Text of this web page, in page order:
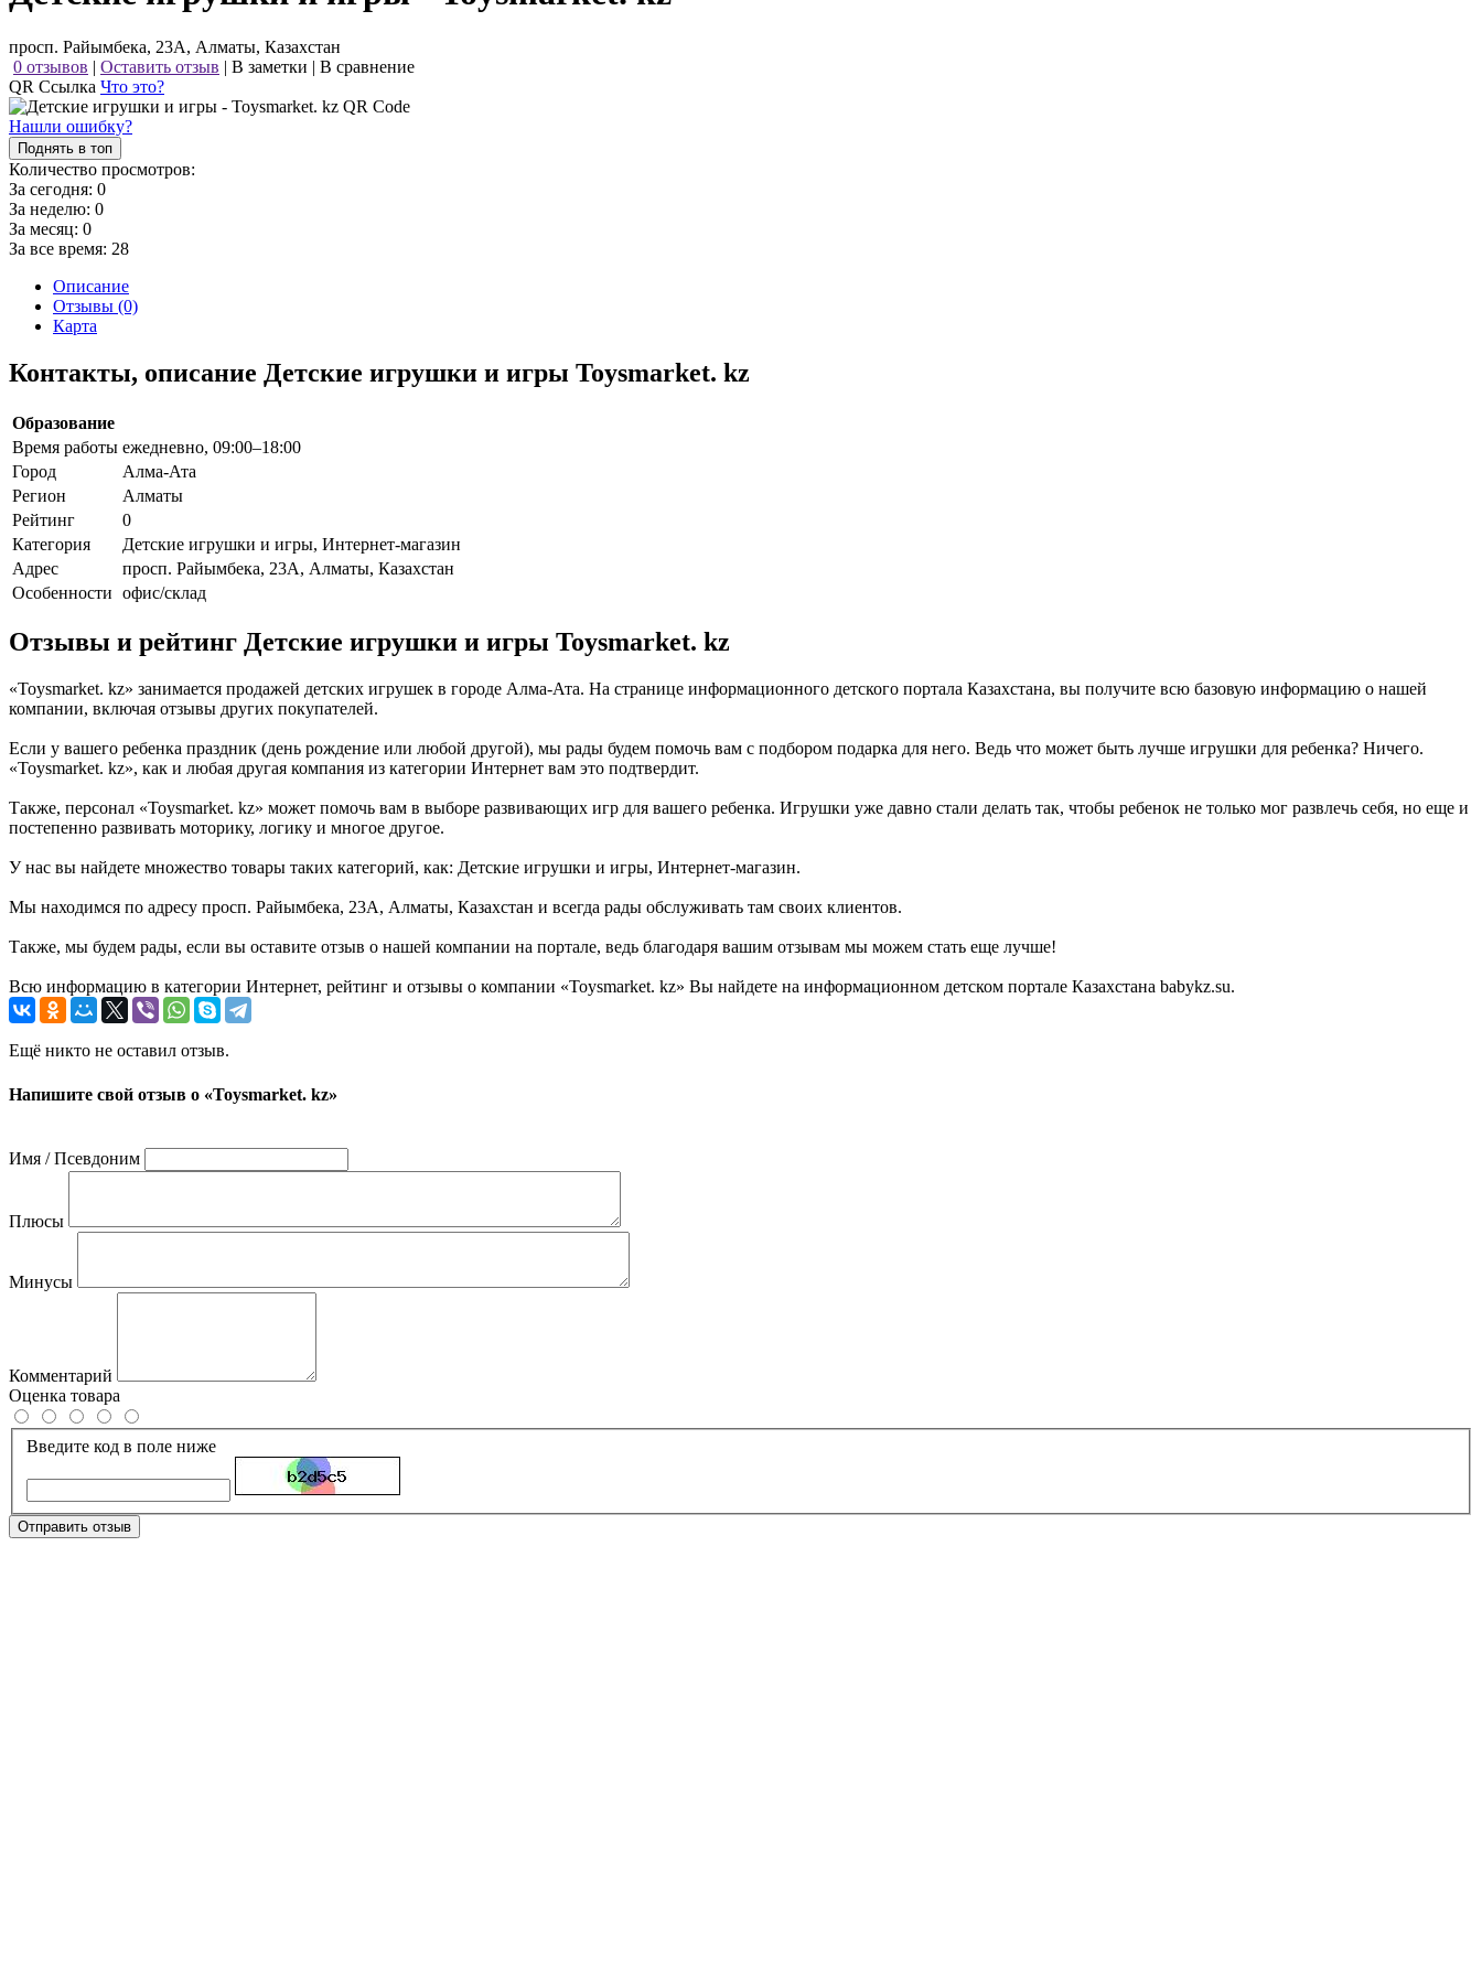
просп. Райымбека, 23А, Алматы, Казахстан
0 отзывов | Оставить отзыв | В заметки | В сравнение
QR Ссылка Что это?
Нашли ошибку?
Поднять в топ
Количество просмотров:
За сегодня: 0
За неделю: 0
За месяц: 0
За все время: 28
Описание
Отзывы (0)
Карта
Контакты, описание Детские игрушки и игры Toysmarket. kz
Образование
Время работы ежедневно, 09:00–18:00
Город
Алма-Ата
Регион
Алматы
Рейтинг
0
Категория
Детские игрушки и игры, Интернет-магазин
Адрес
просп. Райымбека, 23А, Алматы, Казахстан
Особенности офис/склад
Отзывы и рейтинг Детские игрушки и игры Toysmarket. kz
«Toysmarket. kz» занимается продажей детских игрушек в городе Алма-Ата. На странице информационного детского портала Казахстана, вы получите всю базовую информацию о нашей
компании, включая отзывы других покупателей.
Если у вашего ребенка праздник (день рождение или любой другой), мы рады будем помочь вам с подбором подарка для него. Ведь что может быть лучше игрушки для ребенка? Ничего.
«Toysmarket. kz», как и любая другая компания из категории Интернет вам это подтвердит.
Также, персонал «Toysmarket. kz» может помочь вам в выборе развивающих игр для вашего ребенка. Игрушки уже давно стали делать так, чтобы ребенок не только мог развлечь себя, но еще и
постепенно развивать моторику, логику и многое другое.
У нас вы найдете множество товары таких категорий, как: Детские игрушки и игры, Интернет-магазин.
Мы находимся по адресу просп. Райымбека, 23А, Алматы, Казахстан и всегда рады обслуживать там своих клиентов.
Также, мы будем рады, если вы оставите отзыв о нашей компании на портале, ведь благодаря вашим отзывам мы можем стать еще лучше!
Всю информацию в категории Интернет, рейтинг и отзывы о компании «Toysmarket. kz» Вы найдете на информационном детском портале Казахстана babykz.su.
Ещё никто не оставил отзыв.
Напишите свой отзыв о «Toysmarket. kz»
Имя / Псевдоним
Плюсы
Минусы
Комментарий
Оценка товара
Введите код в поле ниже
Отправить отзыв